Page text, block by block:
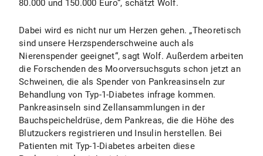
80.000 und 150.000 Euro“, schätzt Wolf.
Dabei wird es nicht nur um Herzen gehen. „Theoretisch
sind unsere Herzspenderschweine auch als
Nierenspender geeignet“, sagt Wolf. Außerdem arbeiten
die Forschenden des Moorversuchsguts schon jetzt an
Schweinen, die als Spender von Pankreasinseln zur
Behandlung von Typ-1-Diabetes infrage kommen.
Pankreasinseln sind Zellansammlungen in der
Bauchspeicheldrüse, dem Pankreas, die die Höhe des
Blutzuckers registrieren und Insulin herstellen. Bei
Patienten mit Typ-1-Diabetes arbeiten diese